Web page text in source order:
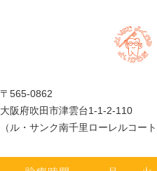
〒565-0862
大阪府吹田市津雲台1-1-2-110
（ル・サンク南千里ローレルコート